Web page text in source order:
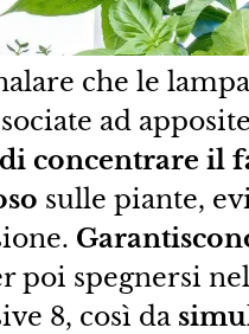
che le
ad apposite
concentrare il
sulle piante,
poi spegnersi
8, così da